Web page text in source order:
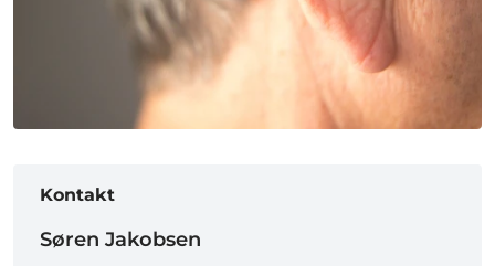
Kontakt
Søren Jakobsen